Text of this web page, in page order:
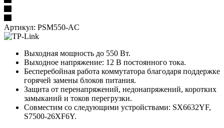
Артикул: PSM550-AC
Выходная мощность до 550 Вт.
Выходное напряжение: 12 В постоянного тока.
Бесперебойная работа коммутатора благодаря поддержке
горячей замены блоков питания.
Защита от перенапряжений, недонапряжений, коротких
замыканий и токов перегрузки.
Совместим со следующими устройствами: SX6632YF,
S7500-26XF6Y.